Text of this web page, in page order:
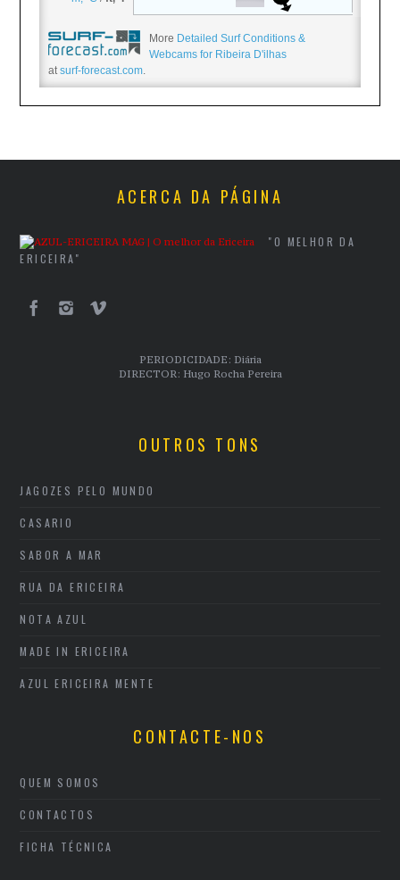
More Detailed Surf Conditions &
Webcams for Ribeira D'ilhas
atsurf-forecast.com.
ACERCA DA PÁGINA
"O MELHOR DA
ERICEIRA"
PERIODICIDADE: Diária
DIRECTOR: Hugo Rocha Pereira
OUTROS TONS
JAGOZES PELO MUNDO
CASARIO
SABOR A MAR
RUA DA ERICEIRA
NOTA AZUL
MADE IN ERICEIRA
AZUL ERICEIRA MENTE
CONTACTE-NOS
QUEM SOMOS
CONTACTOS
FICHA TÉCNICA